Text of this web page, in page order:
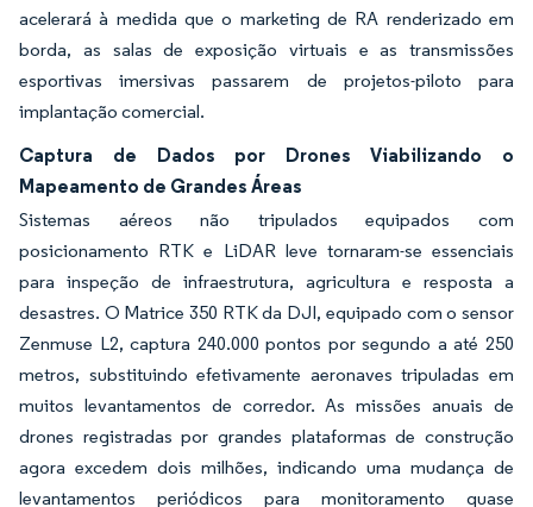
acelerará à medida que o marketing de RA renderizado em
borda, as salas de exposição virtuais e as transmissões
esportivas imersivas passarem de projetos-piloto para
implantação comercial.
Captura de Dados por Drones Viabilizando o
Mapeamento de Grandes Áreas
Sistemas aéreos não tripulados equipados com
posicionamento RTK e LiDAR leve tornaram-se essenciais
para inspeção de infraestrutura, agricultura e resposta a
desastres. O Matrice 350 RTK da DJI, equipado com o sensor
Zenmuse L2, captura 240.000 pontos por segundo a até 250
metros, substituindo efetivamente aeronaves tripuladas em
muitos levantamentos de corredor. As missões anuais de
drones registradas por grandes plataformas de construção
agora excedem dois milhões, indicando uma mudança de
levantamentos periódicos para monitoramento quase